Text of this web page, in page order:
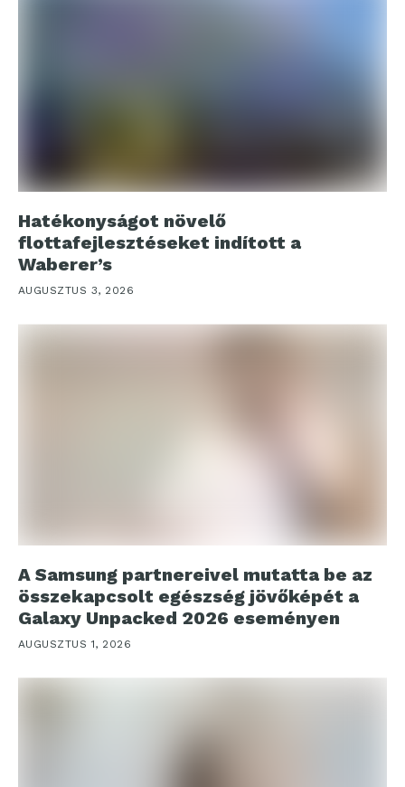
Hatékonyságot növelő
flottafejlesztéseket indított a
Waberer’s
AUGUSZTUS 3, 2026
A Samsung partnereivel mutatta be az
összekapcsolt egészség jövőképét a
Galaxy Unpacked 2026 eseményen
AUGUSZTUS 1, 2026